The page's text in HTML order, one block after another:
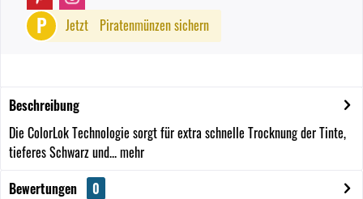
P Jetzt Piratenmünzen sichern
Beschreibung
Die ColorLok Technologie sorgt für extra schnelle Trocknung der Tinte,
tieferes Schwarz und...mehr
Bewertungen
0